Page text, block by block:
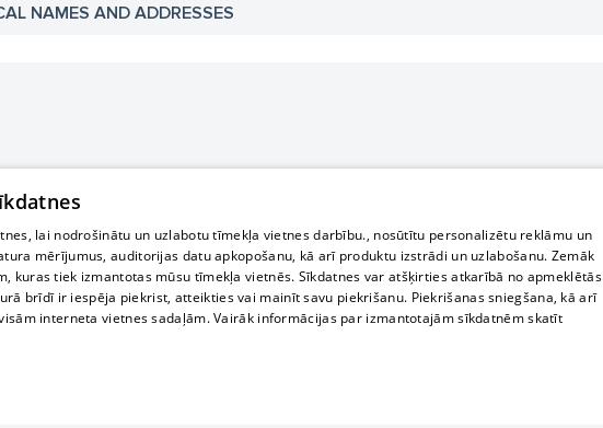
NAMES AND ADDRESSES
lai nodrošinātu un uzlabotu tīmekļa vietnes darbību., nosūtītu personalizētu reklāmu un
mērījumus, auditorijas datu apkopošanu, kā arī produktu izstrādi un uzlabošanu. Zemāk
kuras tiek izmantotas mūsu tīmekļa vietnēs. Sīkdatnes var atšķirties atkarībā no apmeklētās
brīdī ir iespēja piekrist, atteikties vai mainīt savu piekrišanu. Piekrišanas sniegšana, kā arī
interneta vietnes sadaļām. Vairāk informācijas par izmantotajām sīkdatnēm skatīt